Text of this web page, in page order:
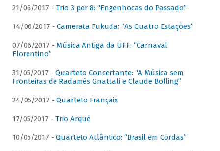
21/06/2017 - Trio 3 por 8: “Engenhocas do Passado”
14/06/2017 - Camerata Fukuda: “As Quatro Estações”
07/06/2017 - Música Antiga da UFF: “Carnaval
Florentino”
31/05/2017 - Quarteto Concertante: “A Música sem
Fronteiras de Radamés Gnattali e Claude Bolling”
24/05/2017 - Quarteto Françaix
17/05/2017 - Trio Arqué
10/05/2017 - Quarteto Atlântico: “Brasil em Cordas”